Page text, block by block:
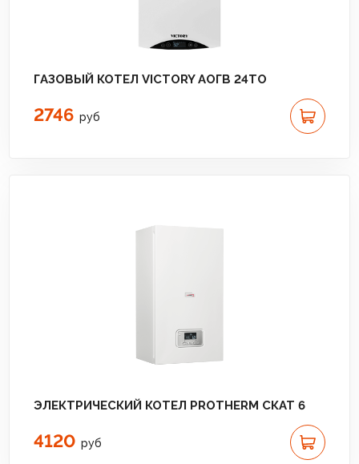
ГАЗОВЫЙ КОТЕЛ VICTORY АОГВ 24TО
2746 руб
ЭЛЕКТРИЧЕСКИЙ КОТЕЛ PROTHERM СКАТ 6
4120 руб